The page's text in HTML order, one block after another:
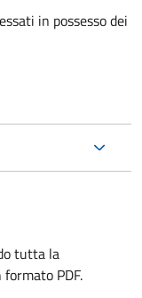
in possesso dei
tutta la
PDF.